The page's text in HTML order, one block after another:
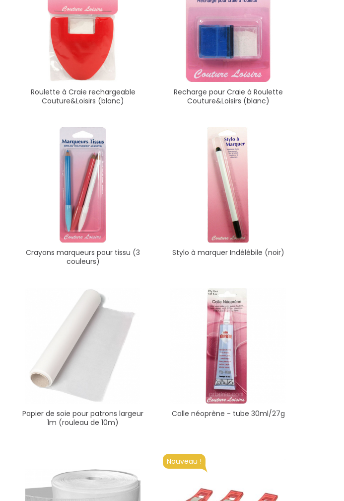
Roulette à Craie rechargeable
Couture&Loisirs (blanc)
Recharge pour Craie à Roulette
Couture&Loisirs (blanc)
Crayons marqueurs pour tissu (3
couleurs)
Stylo à marquer Indélébile (noir)
Papier de soie pour patrons largeur
1m (rouleau de 10m)
Colle néoprène - tube 30ml/27g
Nouveau !